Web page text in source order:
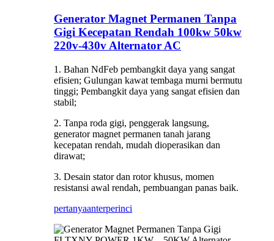
Generator Magnet Permanen Tanpa
Gigi Kecepatan Rendah 100kw 50kw
220v-430v Alternator AC
1. Bahan NdFeb pembangkit daya yang sangat
efisien; Gulungan kawat tembaga murni bermutu
tinggi; Pembangkit daya yang sangat efisien dan
stabil;
2. Tanpa roda gigi, penggerak langsung,
generator magnet permanen tanah jarang
kecepatan rendah, mudah dioperasikan dan
dirawat;
3. Desain stator dan rotor khusus, momen
resistansi awal rendah, pembuangan panas baik.
pertanyaanterperinci